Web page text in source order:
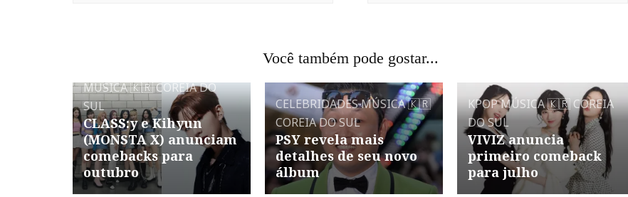
Você também pode gostar...
MÚSICA🇰🇷 COREIA DO
SUL
CLASS:y e Kihyun
(MONSTA X) anunciam
comebacks para
outubro
CELEBRIDADESMÚSICA🇰🇷
COREIA DO SUL
PSY revela mais
detalhes de seu novo
álbum
KPOPMÚSICA🇰🇷 COREIA
DO SUL
VIVIZ anuncia
primeiro comeback
para julho